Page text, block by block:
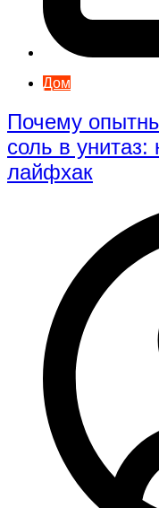
Дом
Почему
соль в
лайфхак